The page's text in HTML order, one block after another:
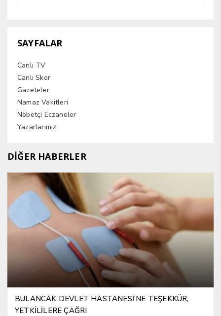
SAYFALAR
Canlı TV
Canlı Skor
Gazeteler
Namaz Vakitleri
Nöbetçi Eczaneler
Yazarlarımız
DİĞER HABERLER
BULANCAK DEVLET HASTANESİ’NE TEŞEKKÜR,
YETKİLİLERE ÇAĞRI